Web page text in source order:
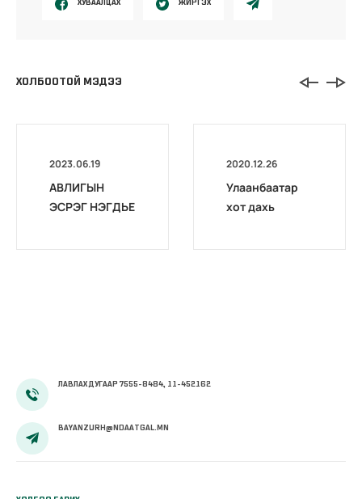
ХУВААЛЦАХ ЖИРГЭХ
ХОЛБООТОЙ МЭДЭЭ
2023.06.19
АВЛИГЫН
ЭСРЭГ НЭГДЬЕ
2020.12.26
Улаанбаатар
хот дахь
ЛАВЛАХ ДУГААР 7555-8484, 11-452162
BAYANZURH@NDAATGAL.MN